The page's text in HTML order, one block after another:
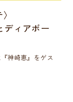
ディアボー
神崎恵』をゲス